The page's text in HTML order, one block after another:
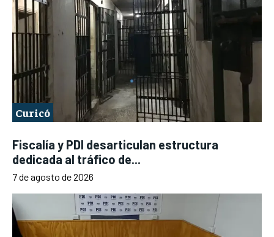
Curicó
Fiscalía y PDI desarticulan estructura
dedicada al tráfico de...
7 de agosto de 2026